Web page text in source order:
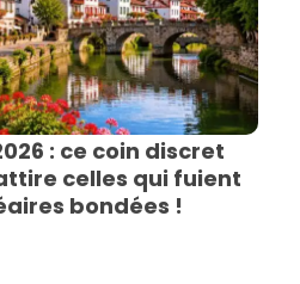
: ce coin discret
celles qui fuient
bondées !